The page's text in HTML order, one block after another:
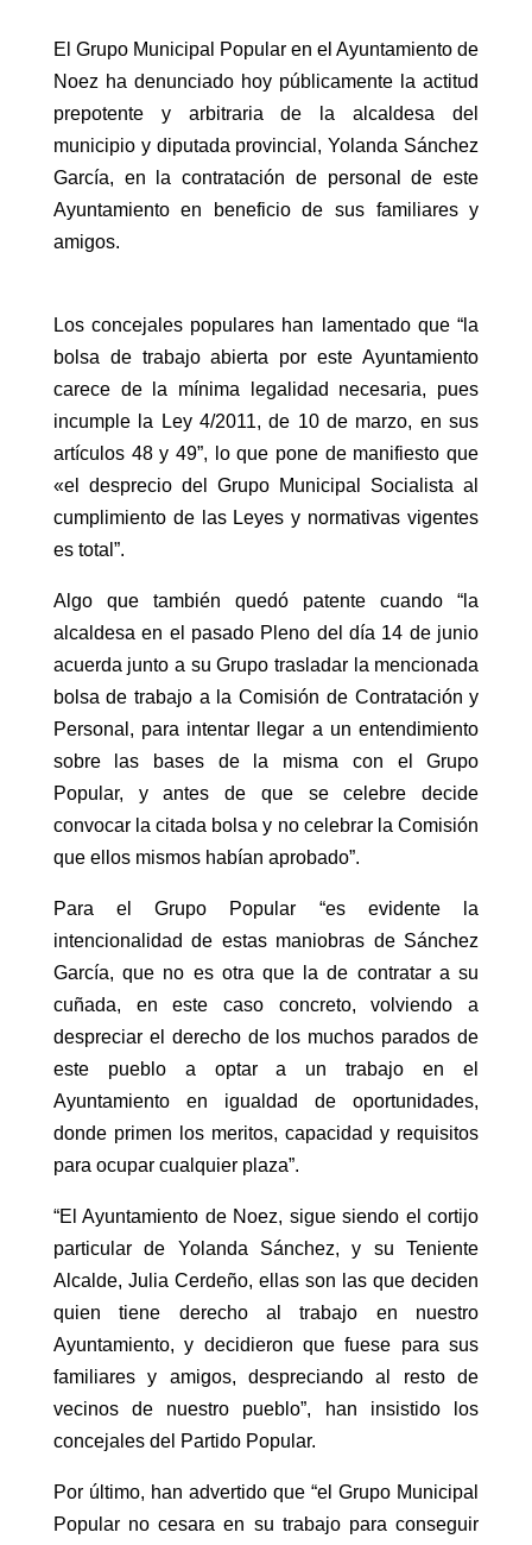
El Grupo Municipal Popular en el Ayuntamiento de
Noez ha denunciado hoy públicamente la actitud
prepotente y arbitraria de la alcaldesa del
municipio y diputada provincial, Yolanda Sánchez
García, en la contratación de personal de este
Ayuntamiento en beneficio de sus familiares y
amigos.
Los concejales populares han lamentado que “la
bolsa de trabajo abierta por este Ayuntamiento
carece de la mínima legalidad necesaria, pues
incumple la Ley 4/2011, de 10 de marzo, en sus
artículos 48 y 49”, lo que pone de manifiesto que
«el desprecio del Grupo Municipal Socialista al
cumplimiento de las Leyes y normativas vigentes
es total”.
Algo que también quedó patente cuando “la
alcaldesa en el pasado Pleno del día 14 de junio
acuerda junto a su Grupo trasladar la mencionada
bolsa de trabajo a la Comisión de Contratación y
Personal, para intentar llegar a un entendimiento
sobre las bases de la misma con el Grupo
Popular, y antes de que se celebre decide
convocar la citada bolsa y no celebrar la Comisión
que ellos mismos habían aprobado”.
Para el Grupo Popular “es evidente la
intencionalidad de estas maniobras de Sánchez
García, que no es otra que la de contratar a su
cuñada, en este caso concreto, volviendo a
despreciar el derecho de los muchos parados de
este pueblo a optar a un trabajo en el
Ayuntamiento en igualdad de oportunidades,
donde primen los meritos, capacidad y requisitos
para ocupar cualquier plaza”.
“El Ayuntamiento de Noez, sigue siendo el cortijo
particular de Yolanda Sánchez, y su Teniente
Alcalde, Julia Cerdeño, ellas son las que deciden
quien tiene derecho al trabajo en nuestro
Ayuntamiento, y decidieron que fuese para sus
familiares y amigos, despreciando al resto de
vecinos de nuestro pueblo”, han insistido los
concejales del Partido Popular.
Por último, han advertido que “el Grupo Municipal
Popular no cesara en su trabajo para conseguir